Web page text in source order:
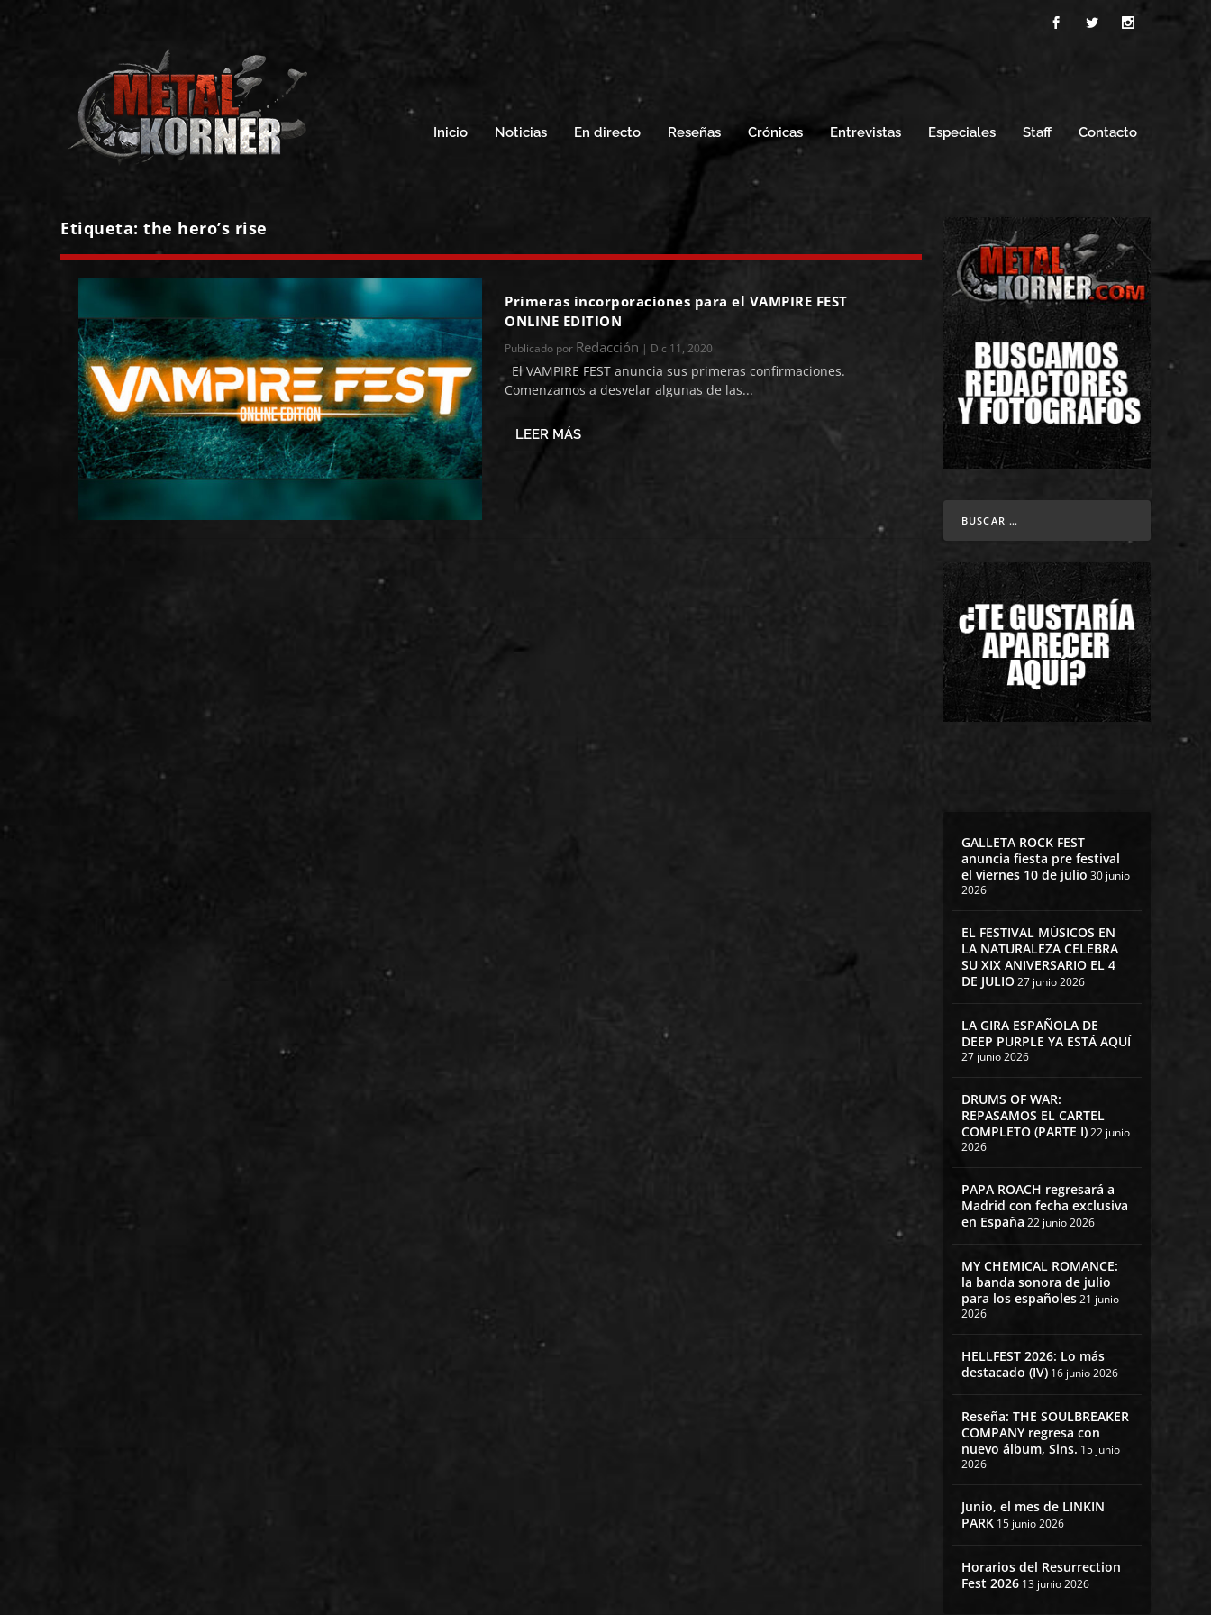
Inicio Noticias En directo Reseñas Crónicas Entrevistas Especiales Staff Contacto
Etiqueta:the hero’s rise
Primeras incorporaciones para el VAMPIRE FEST
ONLINE EDITION
Publicado por Redacción | Dic 11, 2020
El VAMPIRE FEST anuncia sus primeras confirmaciones.
Comenzamos a desvelar algunas de las...
LEER MÁS
GALLETA ROCK FEST
anuncia fiesta pre festival
el viernes 10 de julio 30 junio
2026
EL FESTIVAL MÚSICOS EN
LA NATURALEZA CELEBRA
SU XIX ANIVERSARIO EL 4
DE JULIO27 junio 2026
LA GIRA ESPAÑOLA DE
DEEP PURPLE YA ESTÁ AQUÍ
27 junio 2026
DRUMS OF WAR:
REPASAMOS EL CARTEL
COMPLETO (PARTE I)22 junio
2026
PAPA ROACH regresará a
Madrid con fecha exclusiva
en España 22 junio 2026
MY CHEMICAL ROMANCE:
la banda sonora de julio
para los españoles21 junio
2026
HELLFEST 2026: Lo más
destacado (IV) 16 junio 2026
Reseña: THE SOULBREAKER
COMPANY regresa con
nuevo álbum, Sins. 15 junio
2026
Junio, el mes de LINKIN
PARK 15 junio 2026
Horarios del Resurrection
Fest 2026 13 junio 2026